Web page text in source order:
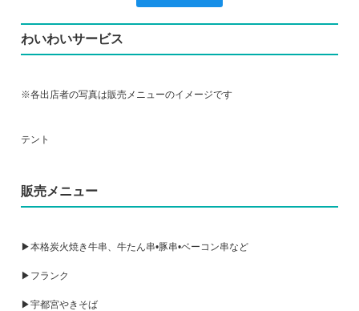
わいわいサービス
※各出店者の写真は販売メニューのイメージです
テント
販売メニュー
▶本格炭火焼き牛串、牛たん串•豚串•ベーコン串など
▶フランク
▶宇都宮やきそば